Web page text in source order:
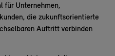
für Unternehmen,
die zukunftsorientierte
Auftritt verbinden